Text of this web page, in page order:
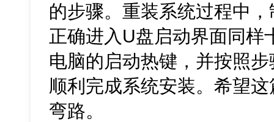
的步骤。重装系统过程中
正确进入U盘启动界面同样
电脑的启动热键，并按照
顺利完成系统安装。希望
弯路。